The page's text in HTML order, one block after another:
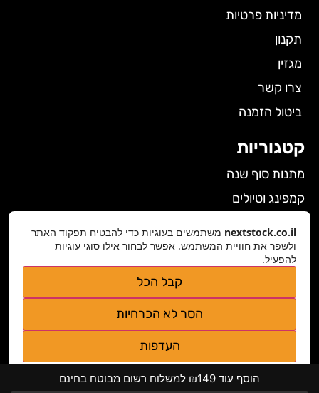
מדיניות פרטיות
תקנון
מגזין
צרו קשר
ביטול הזמנה
קטגוריות
מתנות סוף שנה
קמפינג וטיולים
גאדג'טים
nextstock.co.il@gmail.com
נגישות אתר
nextstock.co.il משתמשים בעוגיות כדי להבטיח תפקוד האתר
ולשפר את חוויית המשתמש. אפשר לבחור אילו סוגי עוגיות
להפעיל.
קבל הכל
הסר לא הכרחיות
העדפות
הוסף עוד ₪149 למשלוח רשום מבוטח בחינם